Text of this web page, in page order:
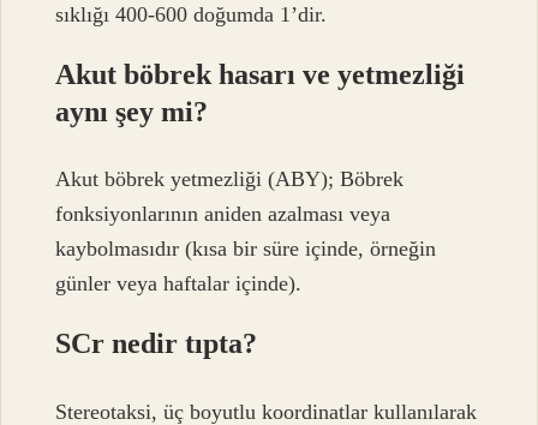
sıklığı 400-600 doğumda 1’dir.
Akut böbrek hasarı ve yetmezliği
aynı şey mi?
Akut böbrek yetmezliği (ABY); Böbrek
fonksiyonlarının aniden azalması veya
kaybolmasıdır (kısa bir süre içinde, örneğin
günler veya haftalar içinde).
SCr nedir tıpta?
Stereotaksi, üç boyutlu koordinatlar kullanılarak